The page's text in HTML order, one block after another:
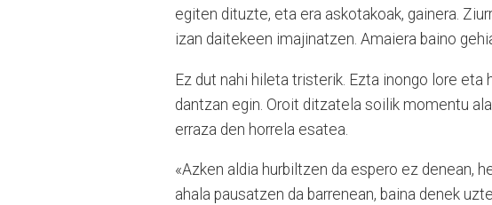
egiten dituzte, eta era askotakoak, gainera.
izan daitekeen imajinatzen. Amaiera baino
Ez dut nahi hileta tristerik. Ezta inongo lore eta
dantzan egin. Oroit ditzatela soilik momentu
erraza den horrela esatea.
«Azken aldia hurbiltzen da espero ez denean,
ahala pausatzen da barrenean, baina denek